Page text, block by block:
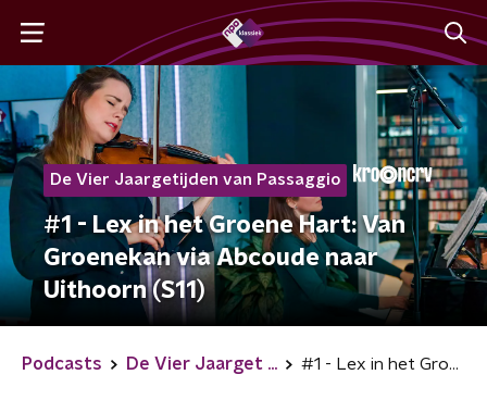
De Vier Jaargetijden van Passaggio
#1 - Lex in het Groene Hart: Van
Groenekan via Abcoude naar
Uithoorn (S11)
Podcasts De Vier Jaarget ... #1 - Lex in het Groene Hart: Van Groenekan via Abcoude naar Uithoorn (S11)